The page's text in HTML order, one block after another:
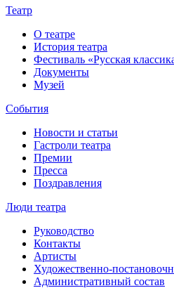
Театр
О театре
История театра
Фестиваль «Русская
Документы
Музей
События
Новости и статьи
Гастроли театра
Премии
Пресса
Поздравления
Люди театра
Руководство
Контакты
Артисты
Художественно-
Административный состав